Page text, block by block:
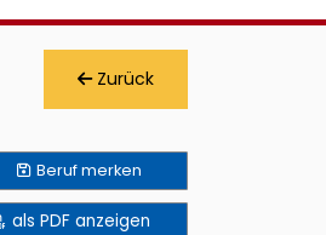
Zurück
Berufmerken
als PDF anzeigen